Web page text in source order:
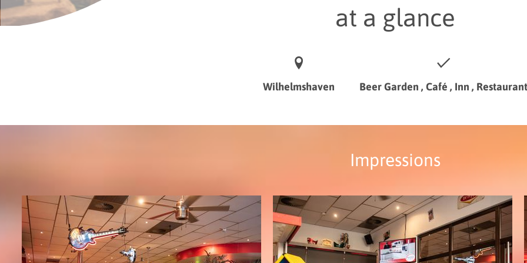
at a glance
Wilhelmshaven Beer Garden , Café , Inn , Restaurant
Impressions